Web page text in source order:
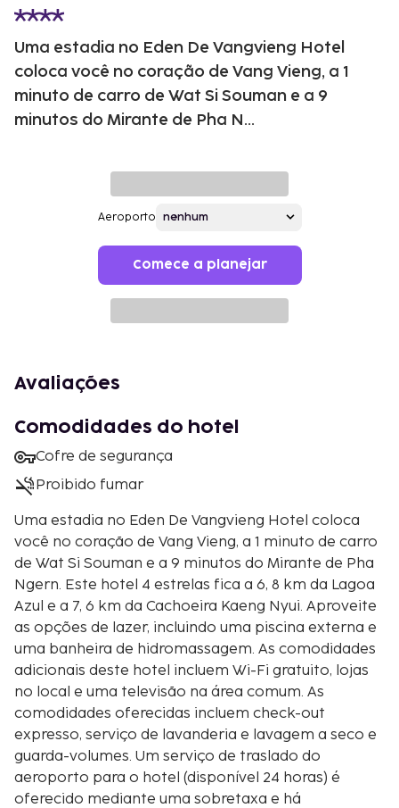
Uma estadia no Eden De Vangvieng Hotel
coloca você no coração de Vang Vieng, a 1
minuto de carro de Wat Si Souman e a 9
minutos do Mirante de Pha N...
Aeroporto
Comece a planejar
Avaliações
Comodidades do hotel
Cofre de segurança
Proibido fumar
Uma estadia no Eden De Vangvieng Hotel coloca
você no coração de Vang Vieng, a 1 minuto de carro
de Wat Si Souman e a 9 minutos do Mirante de Pha
Ngern. Este hotel 4 estrelas fica a 6, 8 km da Lagoa
Azul e a 7, 6 km da Cachoeira Kaeng Nyui. Aproveite
as opções de lazer, incluindo uma piscina externa e
uma banheira de hidromassagem. As comodidades
adicionais deste hotel incluem Wi-Fi gratuito, lojas
no local e uma televisão na área comum. As
comodidades oferecidas incluem check-out
expresso, serviço de lavanderia e lavagem a seco e
guarda-volumes. Um serviço de traslado do
aeroporto para o hotel (disponível 24 horas) é
oferecido mediante uma sobretaxa e há